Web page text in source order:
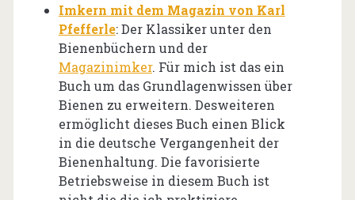
Imkern mit dem Magazin von Karl
Pfefferle: Der Klassiker unter den
Bienenbüchern und der
Magazinimker. Für mich ist das ein
Buch um das Grundlagenwissen über
Bienen zu erweitern. Desweiteren
ermöglicht dieses Buch einen Blick
in die deutsche Vergangenheit der
Bienenhaltung. Die favorisierte
Betriebsweise in diesem Buch ist